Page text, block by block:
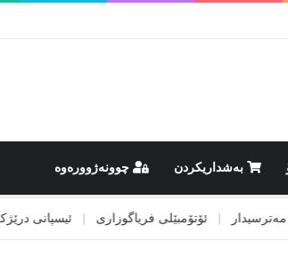
بەشداریکردن چوونەژوورەوە
| ئۆتۆمبێلی فریاگوزاری | ئیسپانی درێژکراوە